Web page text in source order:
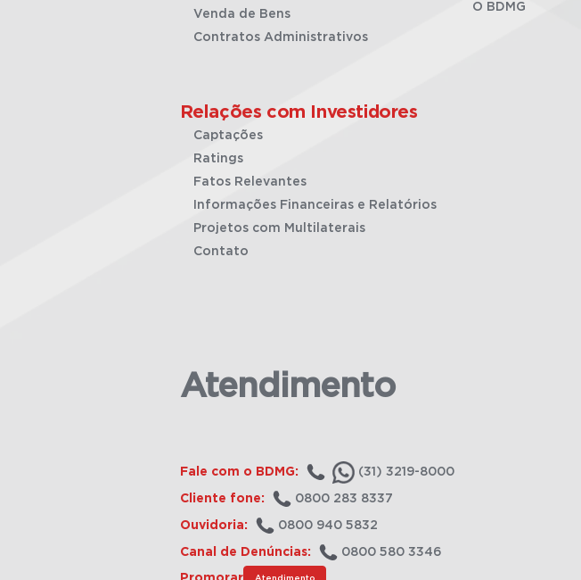
Venda de Bens
Contratos Administrativos
Relações com Investidores
Captações
Ratings
Fatos Relevantes
Informações Financeiras e Relatórios
Projetos com Multilaterais
Contato
O BDMG
Atendimento
Fale com o BDMG: (31) 3219-8000
Cliente fone: 0800 283 8337
Ouvidoria: 0800 940 5832
Canal de Denúncias: 0800 580 3346
Atendimento